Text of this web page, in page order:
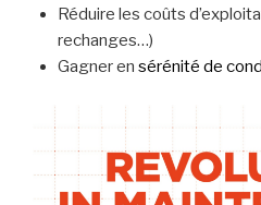
Réduire les coûts
rechanges…)
Gagner en sérénité de